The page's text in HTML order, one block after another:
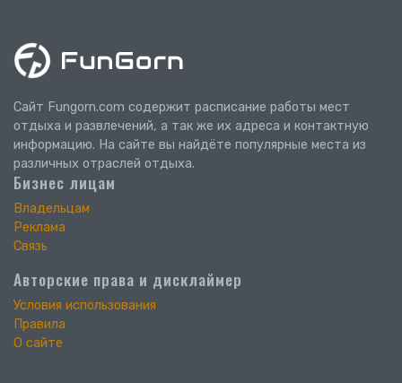
Сайт Fungorn.com содержит расписание работы мест
отдыха и развлечений, а так же их адреса и контактную
информацию. На сайте вы найдёте популярные места из
различных отраслей отдыха.
Бизнес лицам
Владельцам
Реклама
Связь
Авторские права и дисклаймер
Условия использования
Правила
О сайте